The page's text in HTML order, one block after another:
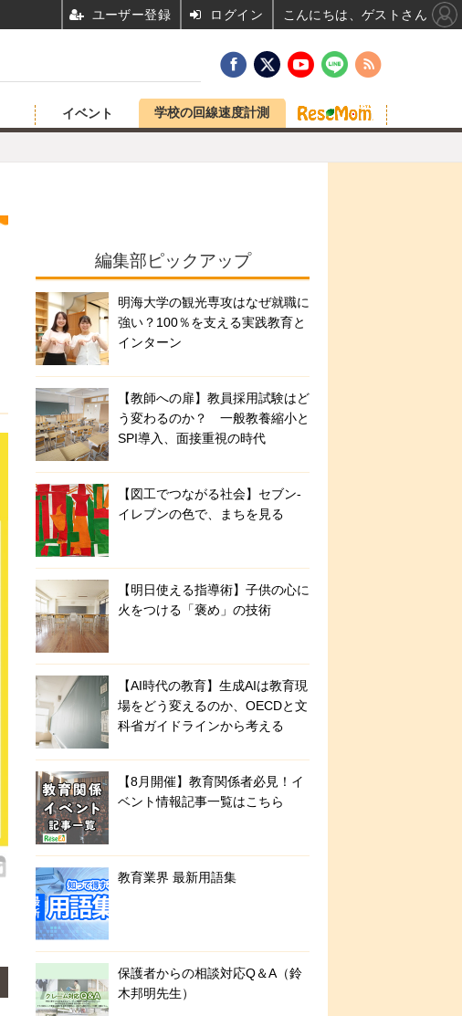
イベント 学校の回線速度計測
編集部ピックアップ
明海大学の観光専攻はなぜ就職に
強い？100％を支える実践教育と
インターン
【教師への扉】教員採用試験はど
う変わるのか？ 一般教養縮小と
SPI導入、面接重視の時代
【図工でつながる社会】セブン‐
イレブンの色で、まちを見る
【明日使える指導術】子供の心に
火をつける「褒め」の技術
【AI時代の教育】生成AIは教育現
場をどう変えるのか、OECDと文
科省ガイドラインから考える
【8月開催】教育関係者必見！イ
ベント情報記事一覧はこちら
教育業界 最新用語集
保護者からの相談対応Q＆A（鈴
木邦明先生）
ユーザー登録 ログイン こんにちは、ゲストさん